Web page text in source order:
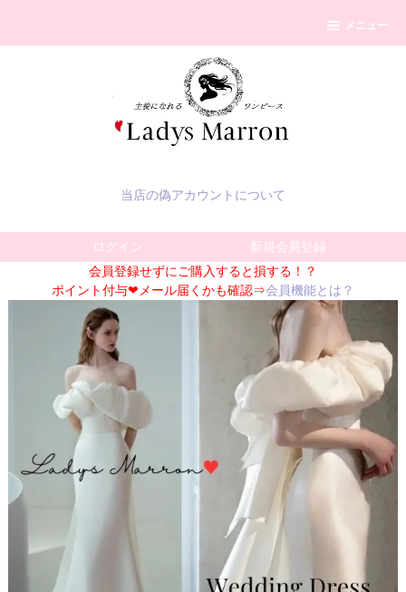
メニュー
当店の偽アカウントについて
ログイン
新規会員登録
会員登録せずにご購入すると損する！？
ポイント付与❤メール届くかも確認⇒会員機能とは？